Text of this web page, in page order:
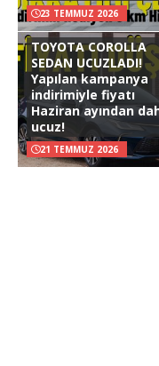
23 TEMMUZ 2026
TOYOTA COROLLA
SEDAN UCUZLADI!
Yapılan kampanya
indirimiyle fiyatı
Haziran ayından
ucuz!
21 TEMMUZ 2026